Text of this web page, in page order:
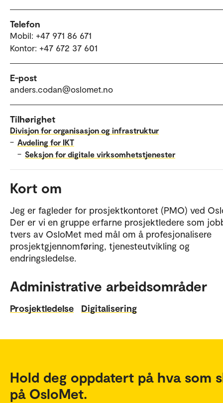
Telefon
Mobil: +47 971 86 671
Kontor: +47 672 37 601
E-post
anders.codan@oslomet.no
Tilhørighet
Divisjon for organisasjon og infrastruktur
– Avdeling for IKT
– Seksjon for digitale virksomhetstjenester
Kort om
Jeg er fagleder for prosjektkontoret (PMO) ved
Der er vi en gruppe erfarne prosjektledere som
tvers av OsloMet med mål om å profesjonalisere
prosjektgjennomføring, tjenesteutvikling og
endringsledelse.
Administrative arbeidsområder
Prosjektledelse Digitalisering
Hold deg oppdatert på hva som
på OsloMet.